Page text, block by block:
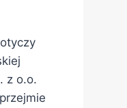
z o.o.